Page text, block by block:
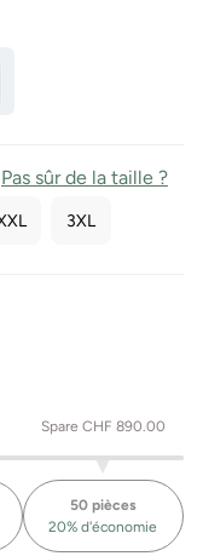
Pas sûr de la taille ?
3XL
Spare CHF 890.00
50 pièces
20% d'économie